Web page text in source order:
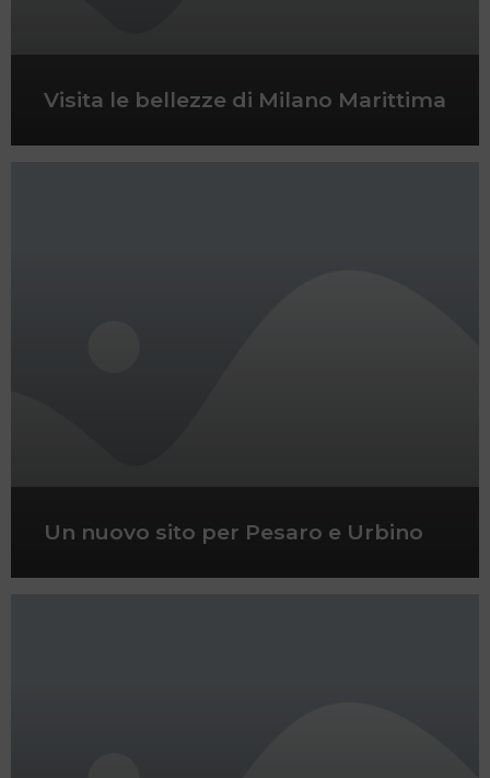
Visita le bellezze di Milano Marittima
Un nuovo sito per Pesaro e Urbino